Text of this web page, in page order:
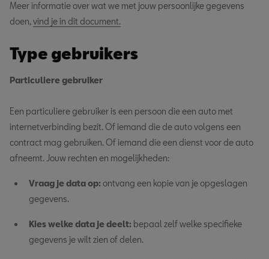
Meer informatie over wat we met jouw persoonlijke gegevens
doen,vind je in dit document.
Type gebruikers
Particuliere gebruiker
Een particuliere gebruiker is een persoon die een auto met
internetverbinding bezit. Of iemand die de auto volgens een
contract mag gebruiken. Of iemand die een dienst voor de auto
afneemt. Jouw rechten en mogelijkheden:
Vraag je data op: ontvang een kopie van je opgeslagen
gegevens.
Kies welke data je deelt: bepaal zelf welke specifieke
gegevens je wilt zien of delen.